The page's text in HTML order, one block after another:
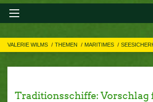
VALERIE WILMS THEMEN MARITIMES
Traditionsschiffe: